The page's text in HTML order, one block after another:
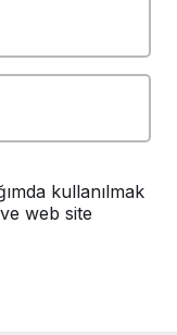
kullanılmak
web site